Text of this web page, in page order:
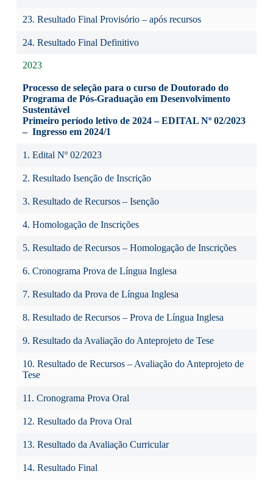
23. Resultado Final Provisório – após recursos
24. Resultado Final Definitivo
2023
Processo de seleção para o curso de Doutorado do
Programa de Pós-Graduação em Desenvolvimento
Sustentável
Primeiro período letivo de 2024 – EDITAL Nº 02/2023
– Ingresso em 2024/1
1. Edital Nº 02/2023
2. Resultado Isenção de Inscrição
3. Resultado de Recursos – Isenção
4. Homologação de Inscrições
5. Resultado de Recursos – Homologação de Inscrições
6. Cronograma Prova de Língua Inglesa
7. Resultado da Prova de Língua Inglesa
8. Resultado de Recursos – Prova de Língua Inglesa
9. Resultado da Avaliação do Anteprojeto de Tese
10. Resultado de Recursos – Avaliação do Anteprojeto de
Tese
11. Cronograma Prova Oral
12. Resultado da Prova Oral
13. Resultado da Avaliação Curricular
14. Resultado Final